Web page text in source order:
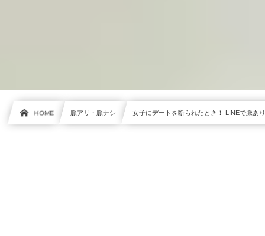
HOME 脈アリ・脈ナシ 女子にデートを断られたとき！ LINEで脈あ